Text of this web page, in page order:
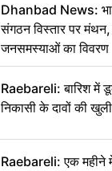
Dhanbad News:
संगठन विस्तार पर
जनसमस्याओं का विवरण
Raebareli: बारिश में
निकासी के दावों की
Raebareli: एक महीने